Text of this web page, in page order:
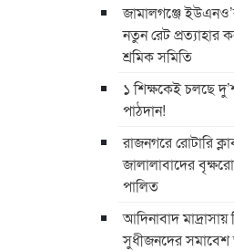
জামালগঞ্জে
নতুন রেট প্রত্যাহার
শ্রমিক সমিতি
১ শিক্ষকেই চলছে দু’শ
পাঠদান!
রাজনগরে রোটারি
জালালাবাদের
পালিত
আদিনাবাদ মাদ্রাসায়
সুধীজনদের সমাবেশ